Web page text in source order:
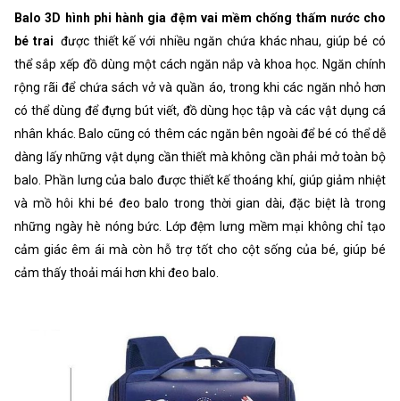
Balo 3D hình phi hành gia đệm vai mềm chống thấm nước cho
bé trai được thiết kế với nhiều ngăn chứa khác nhau, giúp bé có
thể sắp xếp đồ dùng một cách ngăn nắp và khoa học. Ngăn chính
rộng rãi để chứa sách vở và quần áo, trong khi các ngăn nhỏ hơn
có thể dùng để đựng bút viết, đồ dùng học tập và các vật dụng cá
nhân khác. Balo cũng có thêm các ngăn bên ngoài để bé có thể dễ
dàng lấy những vật dụng cần thiết mà không cần phải mở toàn bộ
balo. Phần lưng của balo được thiết kế thoáng khí, giúp giảm nhiệt
và mồ hôi khi bé đeo balo trong thời gian dài, đặc biệt là trong
những ngày hè nóng bức. Lớp đệm lưng mềm mại không chỉ tạo
cảm giác êm ái mà còn hỗ trợ tốt cho cột sống của bé, giúp bé
cảm thấy thoải mái hơn khi đeo balo.